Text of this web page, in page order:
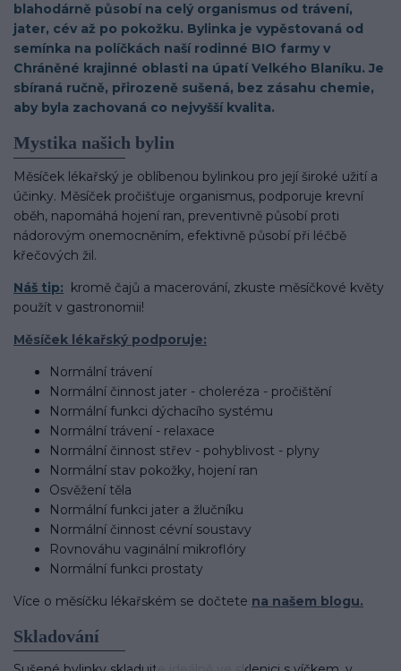
blahodárně působí na celý organismus od trávení,
jater, cév až po pokožku. Bylinka je vypěstovaná od
semínka na políčkách naší rodinné BIO farmy v
Chráněné krajinné oblasti na úpatí Velkého Blaníku. Je
sbíraná ručně, přirozeně sušená, bez zásahu chemie,
aby byla zachovaná co nejvyšší kvalita.
Mystika našich bylin
Měsíček lékařský je oblíbenou bylinkou pro její široké užití a
účinky. Měsíček pročišťuje organismus, podporuje krevní
oběh, napomáhá hojení ran, preventivně působí proti
nádorovým onemocněním, efektivně působí při léčbě
křečových žil.
Náš tip: kromě čajů a macerování, zkuste měsíčkové květy
použít v gastronomii!
Měsíček lékařský podporuje:
Normální trávení
Normální činnost jater - choleréza - pročištění
Normální funkci dýchacího systému
Normální trávení - relaxace
Normální činnost střev - pohyblivost - plyny
Normální stav pokožky, hojení ran
Osvěžení těla
Normální funkci jater a žlučníku
Normální činnost cévní soustavy
Rovnováhu vaginální mikroflóry
Normální funkci prostaty
Více o měsíčku lékařském se dočtete na našem blogu.
Skladování